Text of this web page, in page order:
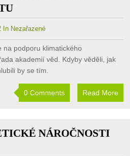
In Nezařazené
na podporu klimatického
akademií věd. Kdyby věděli, jak
by se tím.
0 Comments Read More
NÁROČNOSTI